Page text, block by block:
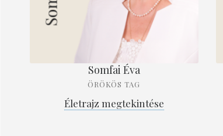
Somfai Éva
ÖRÖKÖS TAG
Életrajz megtekintése